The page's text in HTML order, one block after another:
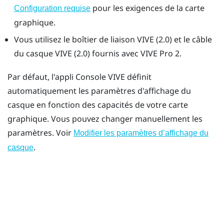
Configuration requisepour les exigences de la carte
graphique.
Vous utilisez le boîtier de liaison VIVE (2.0)et le câble
du casque VIVE (2.0)fournis avec VIVE Pro 2.
Par défaut, l'appli Console VIVE définit
automatiquement les paramètres d'affichage du
casque en fonction des capacités de votre carte
graphique. Vous pouvez changer manuellement les
paramètres. Voir Modifier les paramètres d’affichage du
casque.